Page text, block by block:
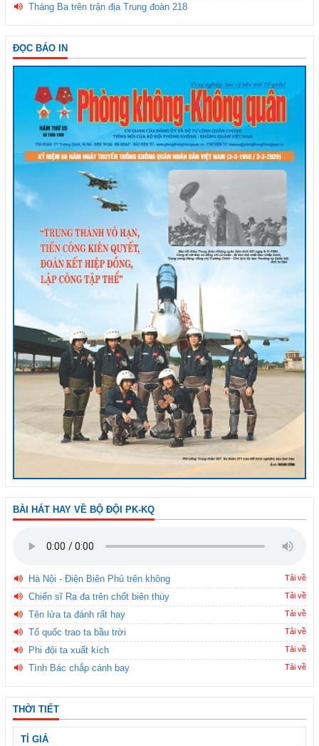
Tháng Ba trên trận địa Trung đoàn 218
ĐỌC BÁO IN
BÀI HÁT HAY VỀ BỘ ĐỘI PK-KQ
Hà Nội - Điện Biên Phủ trên không Tải về
Chiến sĩ Ra đa trên chốt biên thùy Tải về
Tên lửa ta đánh rất hay Tải về
Tổ quốc trao ta bầu trời Tải về
Phi đội ta xuất kích Tải về
Tình Bác chắp cánh bay Tải về
THỜI TIẾT
TỈ GIÁ